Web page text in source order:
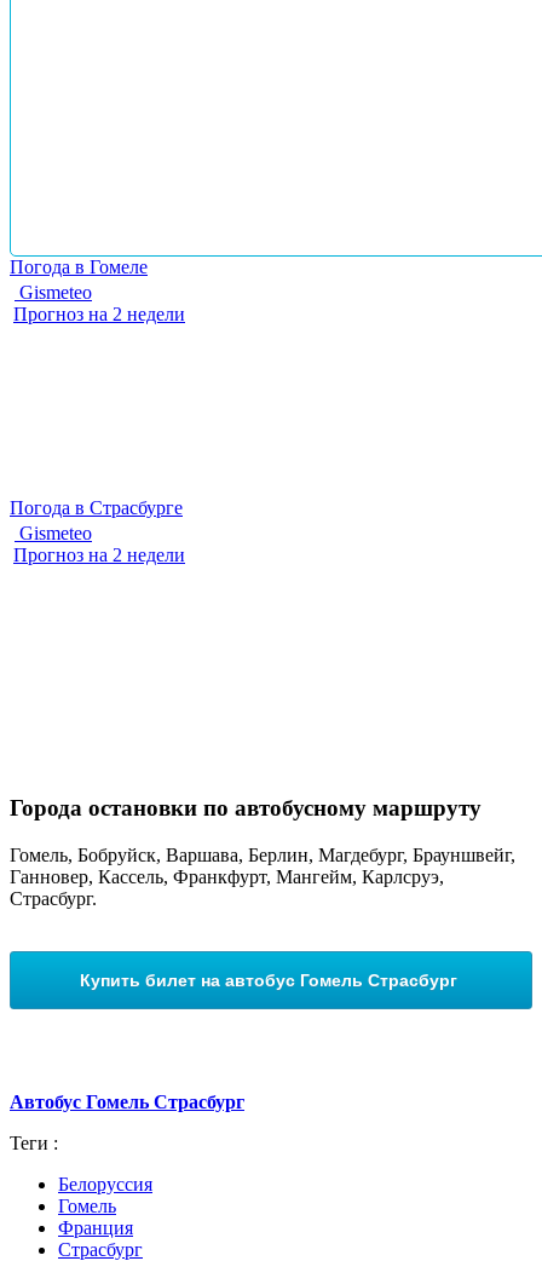
Погода в Гомеле
Gismeteo
Прогноз на 2 недели
Погода в Страсбурге
Gismeteo
Прогноз на 2 недели
Города остановки по автобусному маршруту
Гомель, Бобруйск, Варшава, Берлин, Магдебург, Брауншвейг,
Ганновер, Кассель, Франкфурт, Мангейм, Карлсруэ,
Страсбург.
Автобус Гомель Страсбург
Теги :
Белоруссия
Гомель
Франция
Страсбург